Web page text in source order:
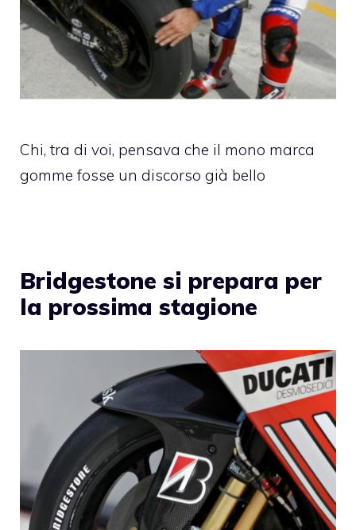
Chi, tra di voi, pensava che il mono marca
gomme fosse un discorso già bello
Bridgestone si prepara per
la prossima stagione